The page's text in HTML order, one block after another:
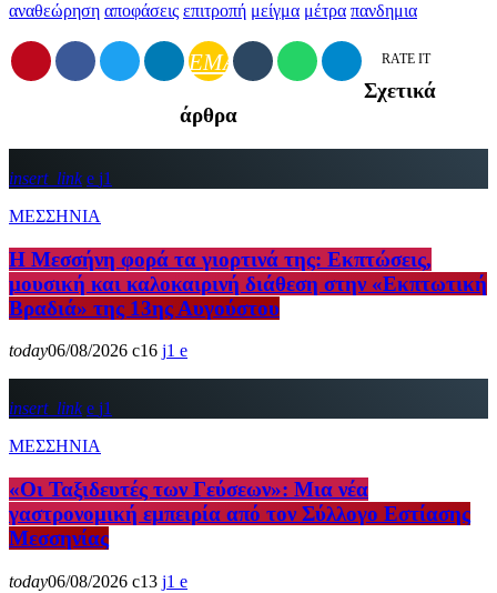
αναθεώρηση αποφάσεις επιτροπή μείγμα μέτρα πανδημια
EMAIL RATE IT
Σχετικά
άρθρα
insert_link
1
ΜΕΣΣΗΝΙΑ
Η Μεσσήνη φορά τα γιορτινά της: Εκπτώσεις,
μουσική και καλοκαιρινή διάθεση στην «Εκπτωτική
Βραδιά» της 13ης Αυγούστου
today06/08/2026 16 1
insert_link
1
ΜΕΣΣΗΝΙΑ
«Οι Ταξιδευτές των Γεύσεων»: Μια νέα
γαστρονομική εμπειρία από τον Σύλλογο Εστίασης
Μεσσηνίας
today06/08/2026 13 1